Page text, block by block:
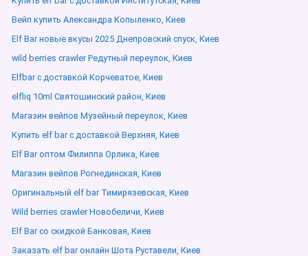
Вейп купить Александра Копыленко, Киев
Elf Bar новые вкусы 2025 Днепровский спуск, Киев
wild berries crawler Редутный переулок, Киев
Elfbar с доставкой Корчеватое, Киев
elfliq 10ml Святошинский район, Киев
Магазин вейпов Музейный переулок, Киев
Купить elf bar с доставкой Верхняя, Киев
Elf Bar оптом Филиппа Орлика, Киев
Магазин вейпов Рогнединская, Киев
Оригинальный elf bar Тимирязевская, Киев
Wild berries crawler Новобеличи, Киев
Elf Bar со скидкой Банковая, Киев
Заказать elf bar онлайн Шота Руставели, Киев